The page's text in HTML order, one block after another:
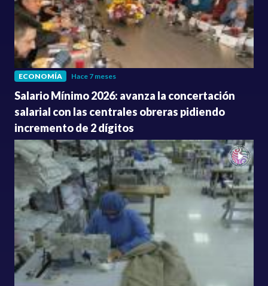
ECONOMÍA Hace 7 meses
Salario Mínimo 2026: avanza la concertación
salarial con las centrales obreras pidiendo
incremento de 2 dígitos